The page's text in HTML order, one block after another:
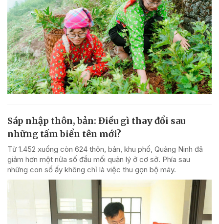
Sáp nhập thôn, bản: Điều gì thay đổi sau
những tấm biển tên mới?
Từ 1.452 xuống còn 624 thôn, bản, khu phố, Quảng Ninh đã
giảm hơn một nửa số đầu mối quản lý ở cơ sở. Phía sau
những con số ấy không chỉ là việc thu gọn bộ máy.